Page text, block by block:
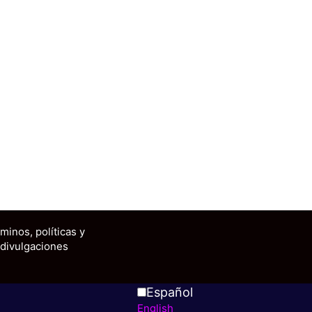
políticas y
divulgaciones
Español
English